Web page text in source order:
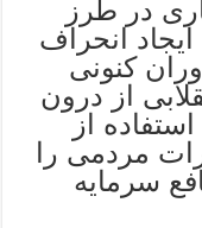
در طرز
انحراف
کنونی
از درون
از
مردمی را
سرمایه